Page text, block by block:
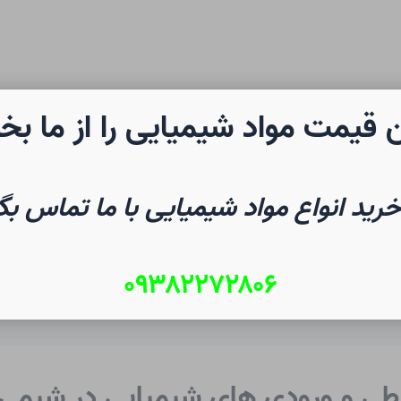
شیمی صفحه نخست
قیمت مواد شیمیایی را از ما
انواع مواد شیمیایی با ما تماس
۰۹۳۸۲۲۷۲۸۰۶